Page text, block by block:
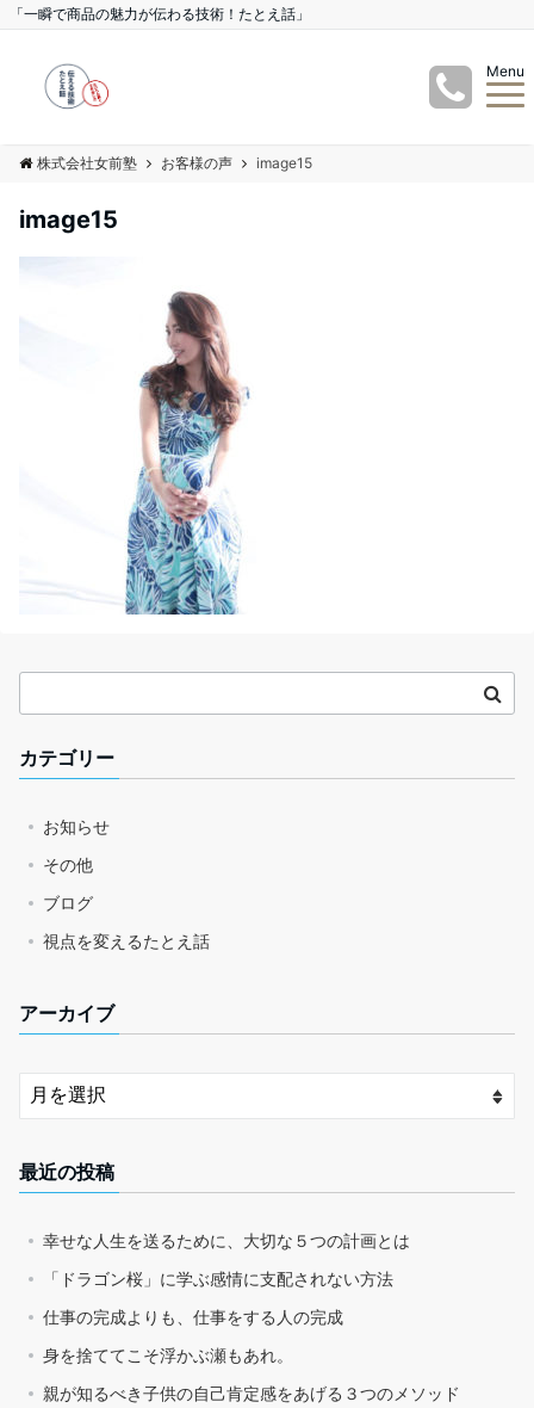
「一瞬で商品の魅力が伝わる技術！たとえ話」
Menu
株式会社女前塾 お客様の声 image15
image15
カテゴリー
お知らせ
その他
ブログ
視点を変えるたとえ話
アーカイブ
最近の投稿
幸せな人生を送るために、大切な５つの計画とは
「ドラゴン桜」に学ぶ感情に支配されない方法
仕事の完成よりも、仕事をする人の完成
身を捨ててこそ浮かぶ瀬もあれ。
親が知るべき子供の自己肯定感をあげる３つのメソッド